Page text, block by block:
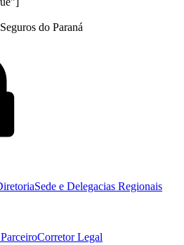
do Paraná
Sede e Delegacias Regionais
Corretor Legal